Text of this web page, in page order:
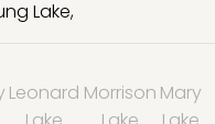
Lake,
Leonard Morrison Mary